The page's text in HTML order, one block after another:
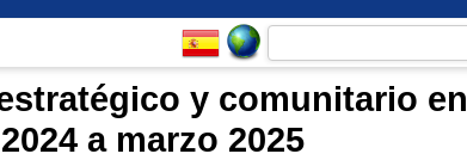
y comunitario en
a marzo 2025